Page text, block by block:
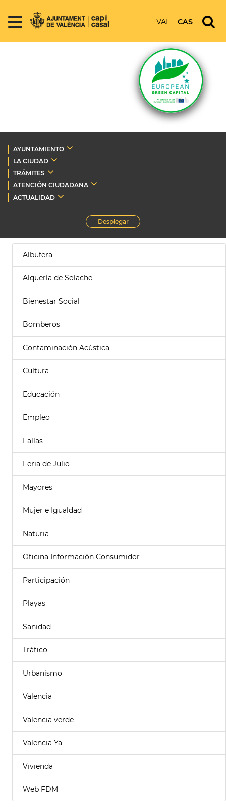
VAL CAS
AYUNTAMIENTO
LA CIUDAD
TRÁMITES
ATENCIÓN CIUDADANA
ACTUALIDAD
Desplegar
Albufera
Alquería de Solache
Bienestar Social
Bomberos
Contaminación Acústica
Cultura
Educación
Empleo
Fallas
Feria de Julio
Mayores
Mujer e Igualdad
Naturia
Oficina Información Consumidor
Participación
Playas
Sanidad
Tráfico
Urbanismo
Valencia
Valencia verde
Valencia Ya
Vivienda
Web FDM